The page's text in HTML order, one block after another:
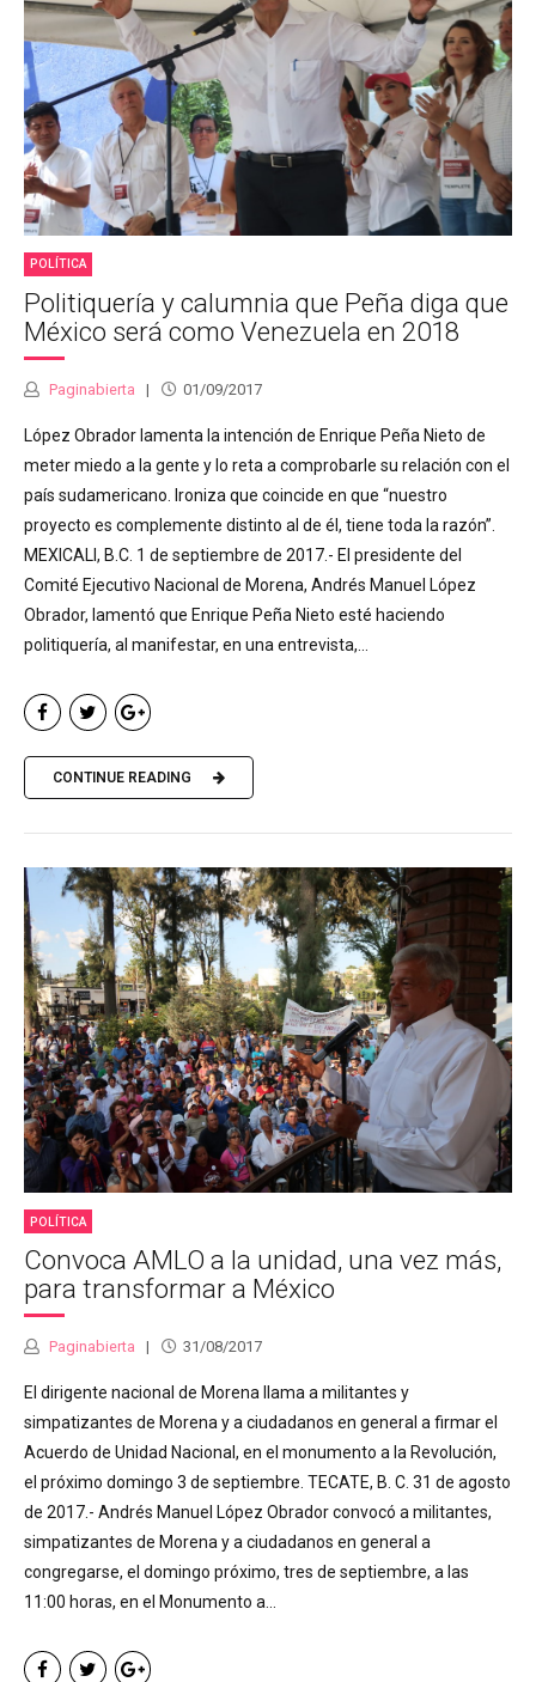
POLÍTICA
Politiquería y calumnia que Peña diga que
México será como Venezuela en 2018
Paginabierta 01/09/2017
López Obrador lamenta la intención de Enrique Peña Nieto de
meter miedo a la gente y lo reta a comprobarle su relación con el
país sudamericano. Ironiza que coincide en que “nuestro
proyecto es complemente distinto al de él, tiene toda la razón”.
MEXICALI, B.C. 1 de septiembre de 2017.- El presidente del
Comité Ejecutivo Nacional de Morena, Andrés Manuel López
Obrador, lamentó que Enrique Peña Nieto esté haciendo
politiquería, al manifestar, en una entrevista,...
CONTINUE READING
POLÍTICA
Convoca AMLO a la unidad, una vez más,
para transformar a México
Paginabierta 31/08/2017
El dirigente nacional de Morena llama a militantes y
simpatizantes de Morena y a ciudadanos en general a firmar el
Acuerdo de Unidad Nacional, en el monumento a la Revolución,
el próximo domingo 3 de septiembre. TECATE, B. C. 31 de agosto
de 2017.- Andrés Manuel López Obrador convocó a militantes,
simpatizantes de Morena y a ciudadanos en general a
congregarse, el domingo próximo, tres de septiembre, a las
11:00 horas, en el Monumento a...